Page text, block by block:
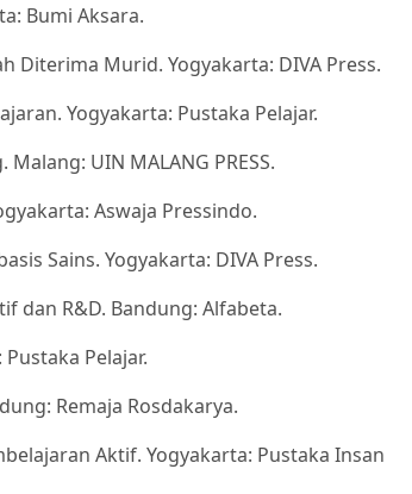
Bumi Aksara.
Diterima Murid. Yogyakarta: DIVA Press.
Yogyakarta: Pustaka Pelajar.
UIN MALANG PRESS.
Aswaja Pressindo.
Sains. Yogyakarta: DIVA Press.
dan R&D. Bandung: Alfabeta.
Pelajar.
Remaja Rosdakarya.
Aktif. Yogyakarta: Pustaka Insan